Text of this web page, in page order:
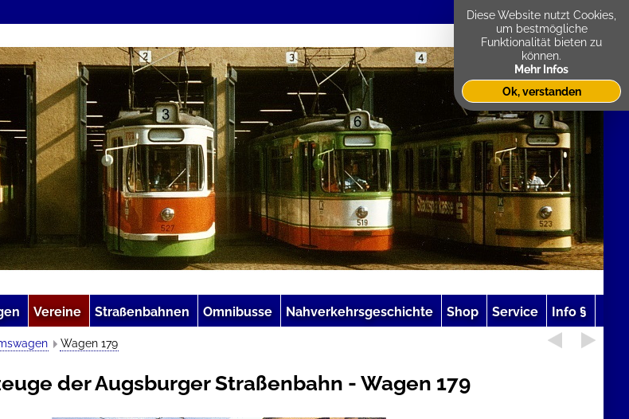
Vereine Straßenbahnen Omnibusse Nahverkehrsgeschichte Shop Service Info §
Wagen 179
der Augsburger Straßenbahn - Wagen 179
Diese Website nutzt Cookies,
um bestmögliche
Funktionalität bieten zu
können.
Mehr Infos
Ok, verstanden